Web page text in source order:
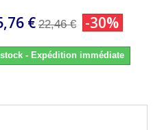
€ 22,46 € -30%
- Expédition immédiate